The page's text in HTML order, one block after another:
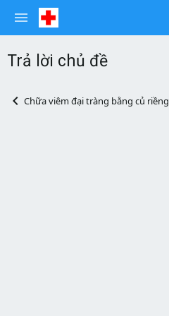
Trả lời chủ đề
Chữa viêm đại tràng bằng củ riềng